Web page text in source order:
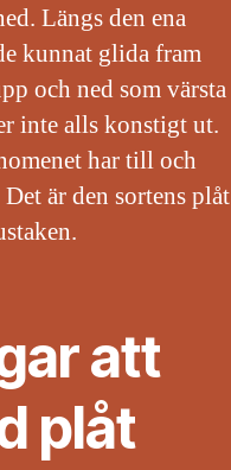
Längs den ena
kunnat glida fram
och ned som värsta
inte alls konstigt ut.
har till och
Det är den sortens plåt
att
plåt